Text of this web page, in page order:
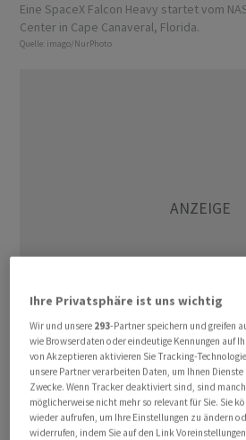
Eine SpaceX Falcon Heavy startet vom
Center in Cape Canaveral, Florida.
Quelle: imago/NurPhoto
US-Milliardär Elon Musk will
einen von seiner AutofirmaTesla
zum Mars schicken.
Ihre Privatsphäre ist uns wichtig
Wir und unsere 293-Partner speichern und greifen
wie Browserdaten oder eindeutige Kennungen auf
von Akzeptieren aktivieren Sie Tracking-
unsere Partner verarbeiten Daten, um Ihnen
Zwecke. Wenn Tracker deaktiviert sind, sind
möglicherweise nicht mehr so relevant für Sie. Sie
wieder aufrufen, um Ihre Einstellungen zu ändern
widerrufen, indem Sie auf den Link